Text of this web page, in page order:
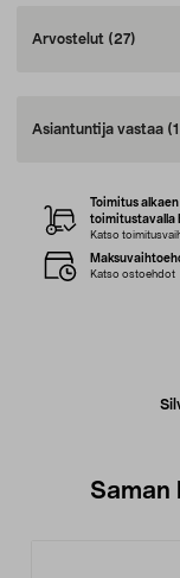
Arvostelut (27)
Asiantuntija vastaa
Toimitus
toimitustavalla
Katso
Katso ostoehdot